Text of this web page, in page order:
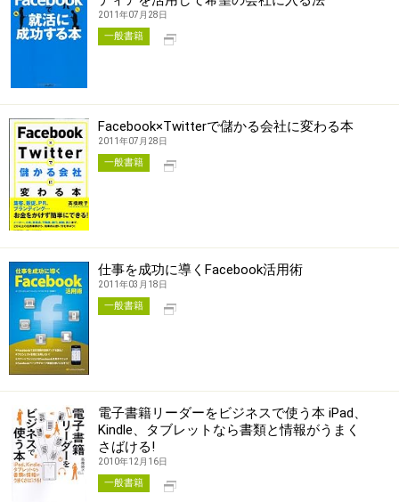
2011年07月28日
一般書籍
Facebook×Twitterで儲かる会社に変わる本
2011年07月28日
一般書籍
仕事を成功に導くFacebook活用術
2011年03月18日
一般書籍
電子書籍リーダーをビジネスで使う本 iPad、
Kindle、タブレットなら書類と情報がうまく
さばける!
2010年12月16日
一般書籍